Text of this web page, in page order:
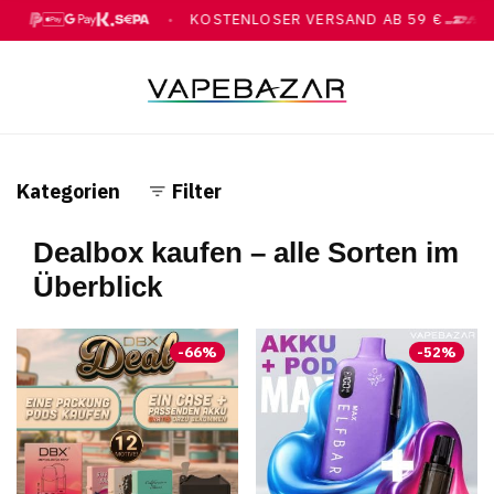
PAY, KLARNA, ÜBERWEISUNG
● KOSTENLOSER VERSAND AB 59 €
MIT DHL
Kategorien Filter
Dealbox kaufen – alle Sorten im
Überblick
-66% -52%